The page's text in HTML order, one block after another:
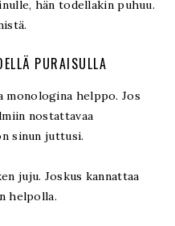
hän todellakin puhuu.
PURAISULLA
monologina helppo. Jos
nostattavaa
sinun juttusi.
juju. Joskus kannattaa
helpolla.